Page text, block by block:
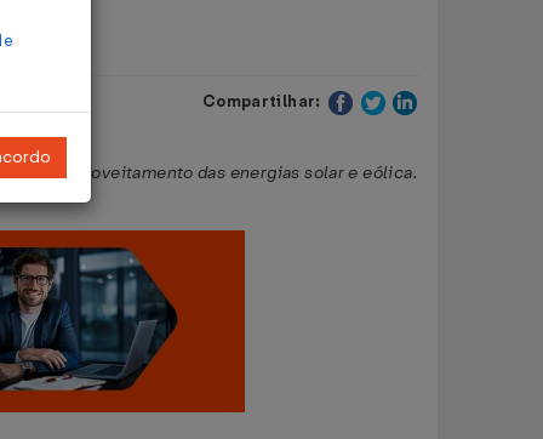
Compartilhar:
o aproveitamento das energias solar e eólica.